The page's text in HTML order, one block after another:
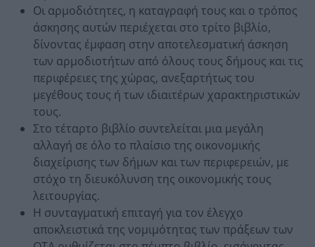
Οι αρμοδιότητες, η καταγραφή τους και ο τρόπος
άσκησης αυτών περιέχεται στο τρίτο βιβλίο,
δίνοντας έμφαση στην αποτελεσματική άσκηση
των αρμοδιοτήτων από όλους τους δήμους και τις
περιφέρειες της χώρας, ανεξαρτήτως του
μεγέθους τους ή των ιδιαιτέρων χαρακτηριστικών
τους.
Στο τέταρτο βιβλίο συντελείται μια μεγάλη
αλλαγή σε όλο το πλαίσιο της οικονομικής
διαχείρισης των δήμων και των περιφερειών, με
στόχο τη διευκόλυνση της οικονομικής τους
λειτουργίας.
Η συνταγματική επιταγή για τον έλεγχο
αποκλειστικά της νομιμότητας των πράξεων των